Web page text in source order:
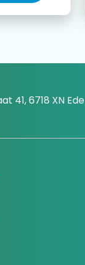
41, 6718 XN Ede